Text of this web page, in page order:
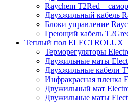
Raychem T2Red –
Двухжильный кабель
Блоки управление
Греющий кабель
Теплый пол ELECTROLUX
Терморегуляторы
Двужильные маты
Двухжильные кабели
Инфракрасная пленка
Двужильный мат
Двужильные маты